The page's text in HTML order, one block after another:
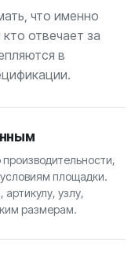
что именно
отвечает за
в
площадки.
узлу,
размерам.